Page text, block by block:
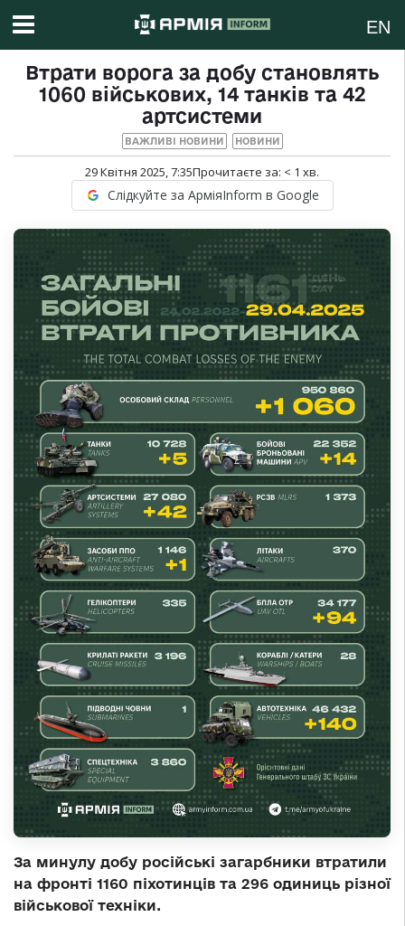
EN
Втрати ворога за добу становлять
1060 військових, 14 танків та 42
артсистеми
ВАЖЛИВІ НОВИНИ НОВИНИ
29 Квітня 2025, 7:35Прочитаєте за: < 1 хв.
Слідкуйте за АрміяInform в Google
За минулу добу російські загарбники втратили
на фронті 1160 піхотинців та 296 одиниць різної
військової техніки.